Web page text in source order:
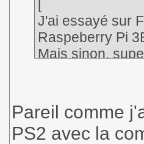
[
J'ai essayé sur
Raspeberry Pi
Mais sinon,
Pareil comme
PS2 avec la